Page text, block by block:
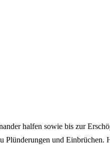
halfen sowie bis zur
Plünderungen und Einbrüchen.